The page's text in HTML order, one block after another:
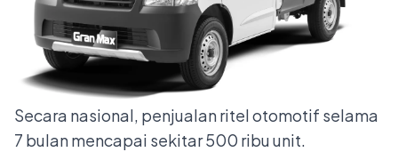
Secara nasional, penjualan ritel otomotif selama
7 bulan mencapai sekitar 500 ribu unit.